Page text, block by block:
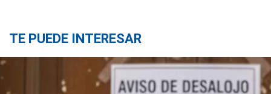
TE PUEDE INTERESAR